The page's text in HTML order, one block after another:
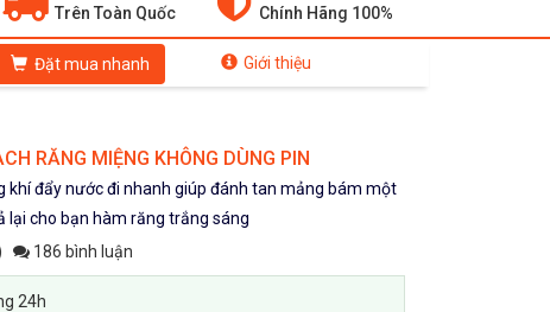
Trên Toàn Quốc
Chính Hãng 100%
Đặt mua nhanh Giới thiệu
RĂNG MIỆNG KHÔNG DÙNG PIN
khí đẩy nước đi nhanh giúp đánh tan mảng bám một
lại cho bạn hàm răng trắng sáng
186 bình luận
24h